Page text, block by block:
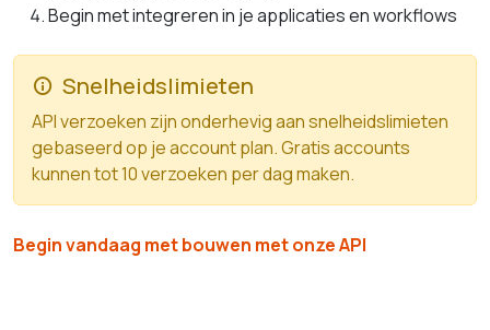
Begin met integreren in je applicaties en workflows
Snelheidslimieten
API verzoeken zijn onderhevig aan snelheidslimieten
gebaseerd op je account plan. Gratis accounts
kunnen tot 10 verzoeken per dag maken.
Begin vandaag met bouwen met onze API